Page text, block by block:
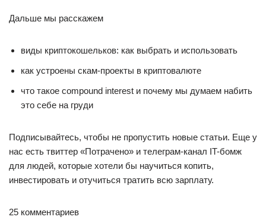
Дальше мы расскажем
виды криптокошельков: как выбрать и использовать
как устроены скам-проекты в криптовалюте
что такое compound interest и почему мы думаем набить
это себе на груди
Подписывайтесь, чтобы не пропустить новые статьи. Еще у
нас есть твиттер «Потрачено» и телеграм-канал IT-бомж
для людей, которые хотели бы научиться копить,
инвестировать и отучиться тратить всю зарплату.
25 комментариев